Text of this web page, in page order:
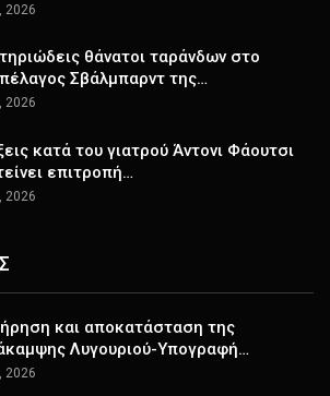
2026
θάνατοι ταράνδων στο
Σβάλμπαρντ της…
2026
κατά του γιατρού Άντονι Φάουτσι
επιτροπή…
2026
και αποκατάσταση της
Λυγουριού-Υπογραφή…
2026